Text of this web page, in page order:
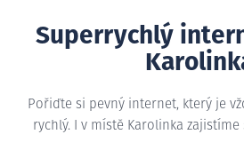
Superrychlý
Pořiďte si pevný internet, který je
rychlý. I v místě Karolinka